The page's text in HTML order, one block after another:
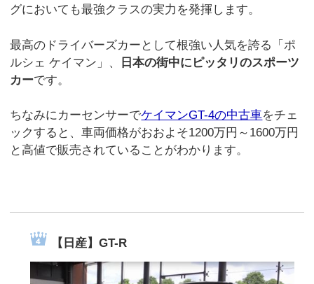
グにおいても最強クラスの実力を発揮します。
最高のドライバーズカーとして根強い人気を誇る「ポ
ルシェ ケイマン」、
日本の街中にピッタリのスポーツ
カーです。
ちなみにカーセンサーでケイマンGT-4の中古車をチェ
ックすると、車両価格がおおよそ1200万円～1600万円
と高値で販売されていることがわかります。
【日産】GT-R